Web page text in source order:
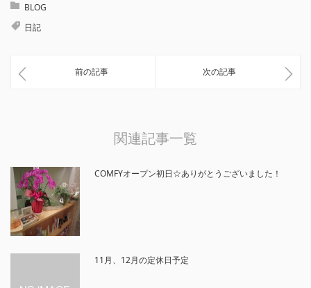
BLOG
日記
前の記事 次の記事
関連記事一覧
COMFYオープン初日☆ありがとうございました！
11月、12月の定休日予定